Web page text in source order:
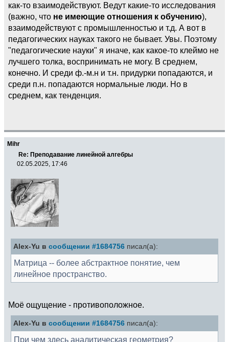
как-то взаимодействуют. Ведут какие-то исследования
(важно, что не имеющие отношения к обучению),
взаимодействуют с промышленностью и т.д. А вот в
педагогических науках такого не бывает. Увы. Поэтому
"педагогические науки" я иначе, как какое-то клеймо не
лучшего толка, воспринимать не могу. В среднем,
конечно. И среди ф.-м.н и т.н. придурки попадаются, и
среди п.н. попадаются нормальные люди. Но в
среднем, как тенденция.
Mihr
Re: Преподавание линейной алгебры
02.05.2025, 17:46
Alex-Yu в сообщении #1684756 писал(а):
Матрица -- более абстрактное понятие, чем
линейное пространство.
Моё ощущение - противоположное.
Alex-Yu в сообщении #1684756 писал(а):
При чем здесь аналитическая геометрия?